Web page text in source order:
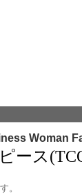
Woman
ス
。